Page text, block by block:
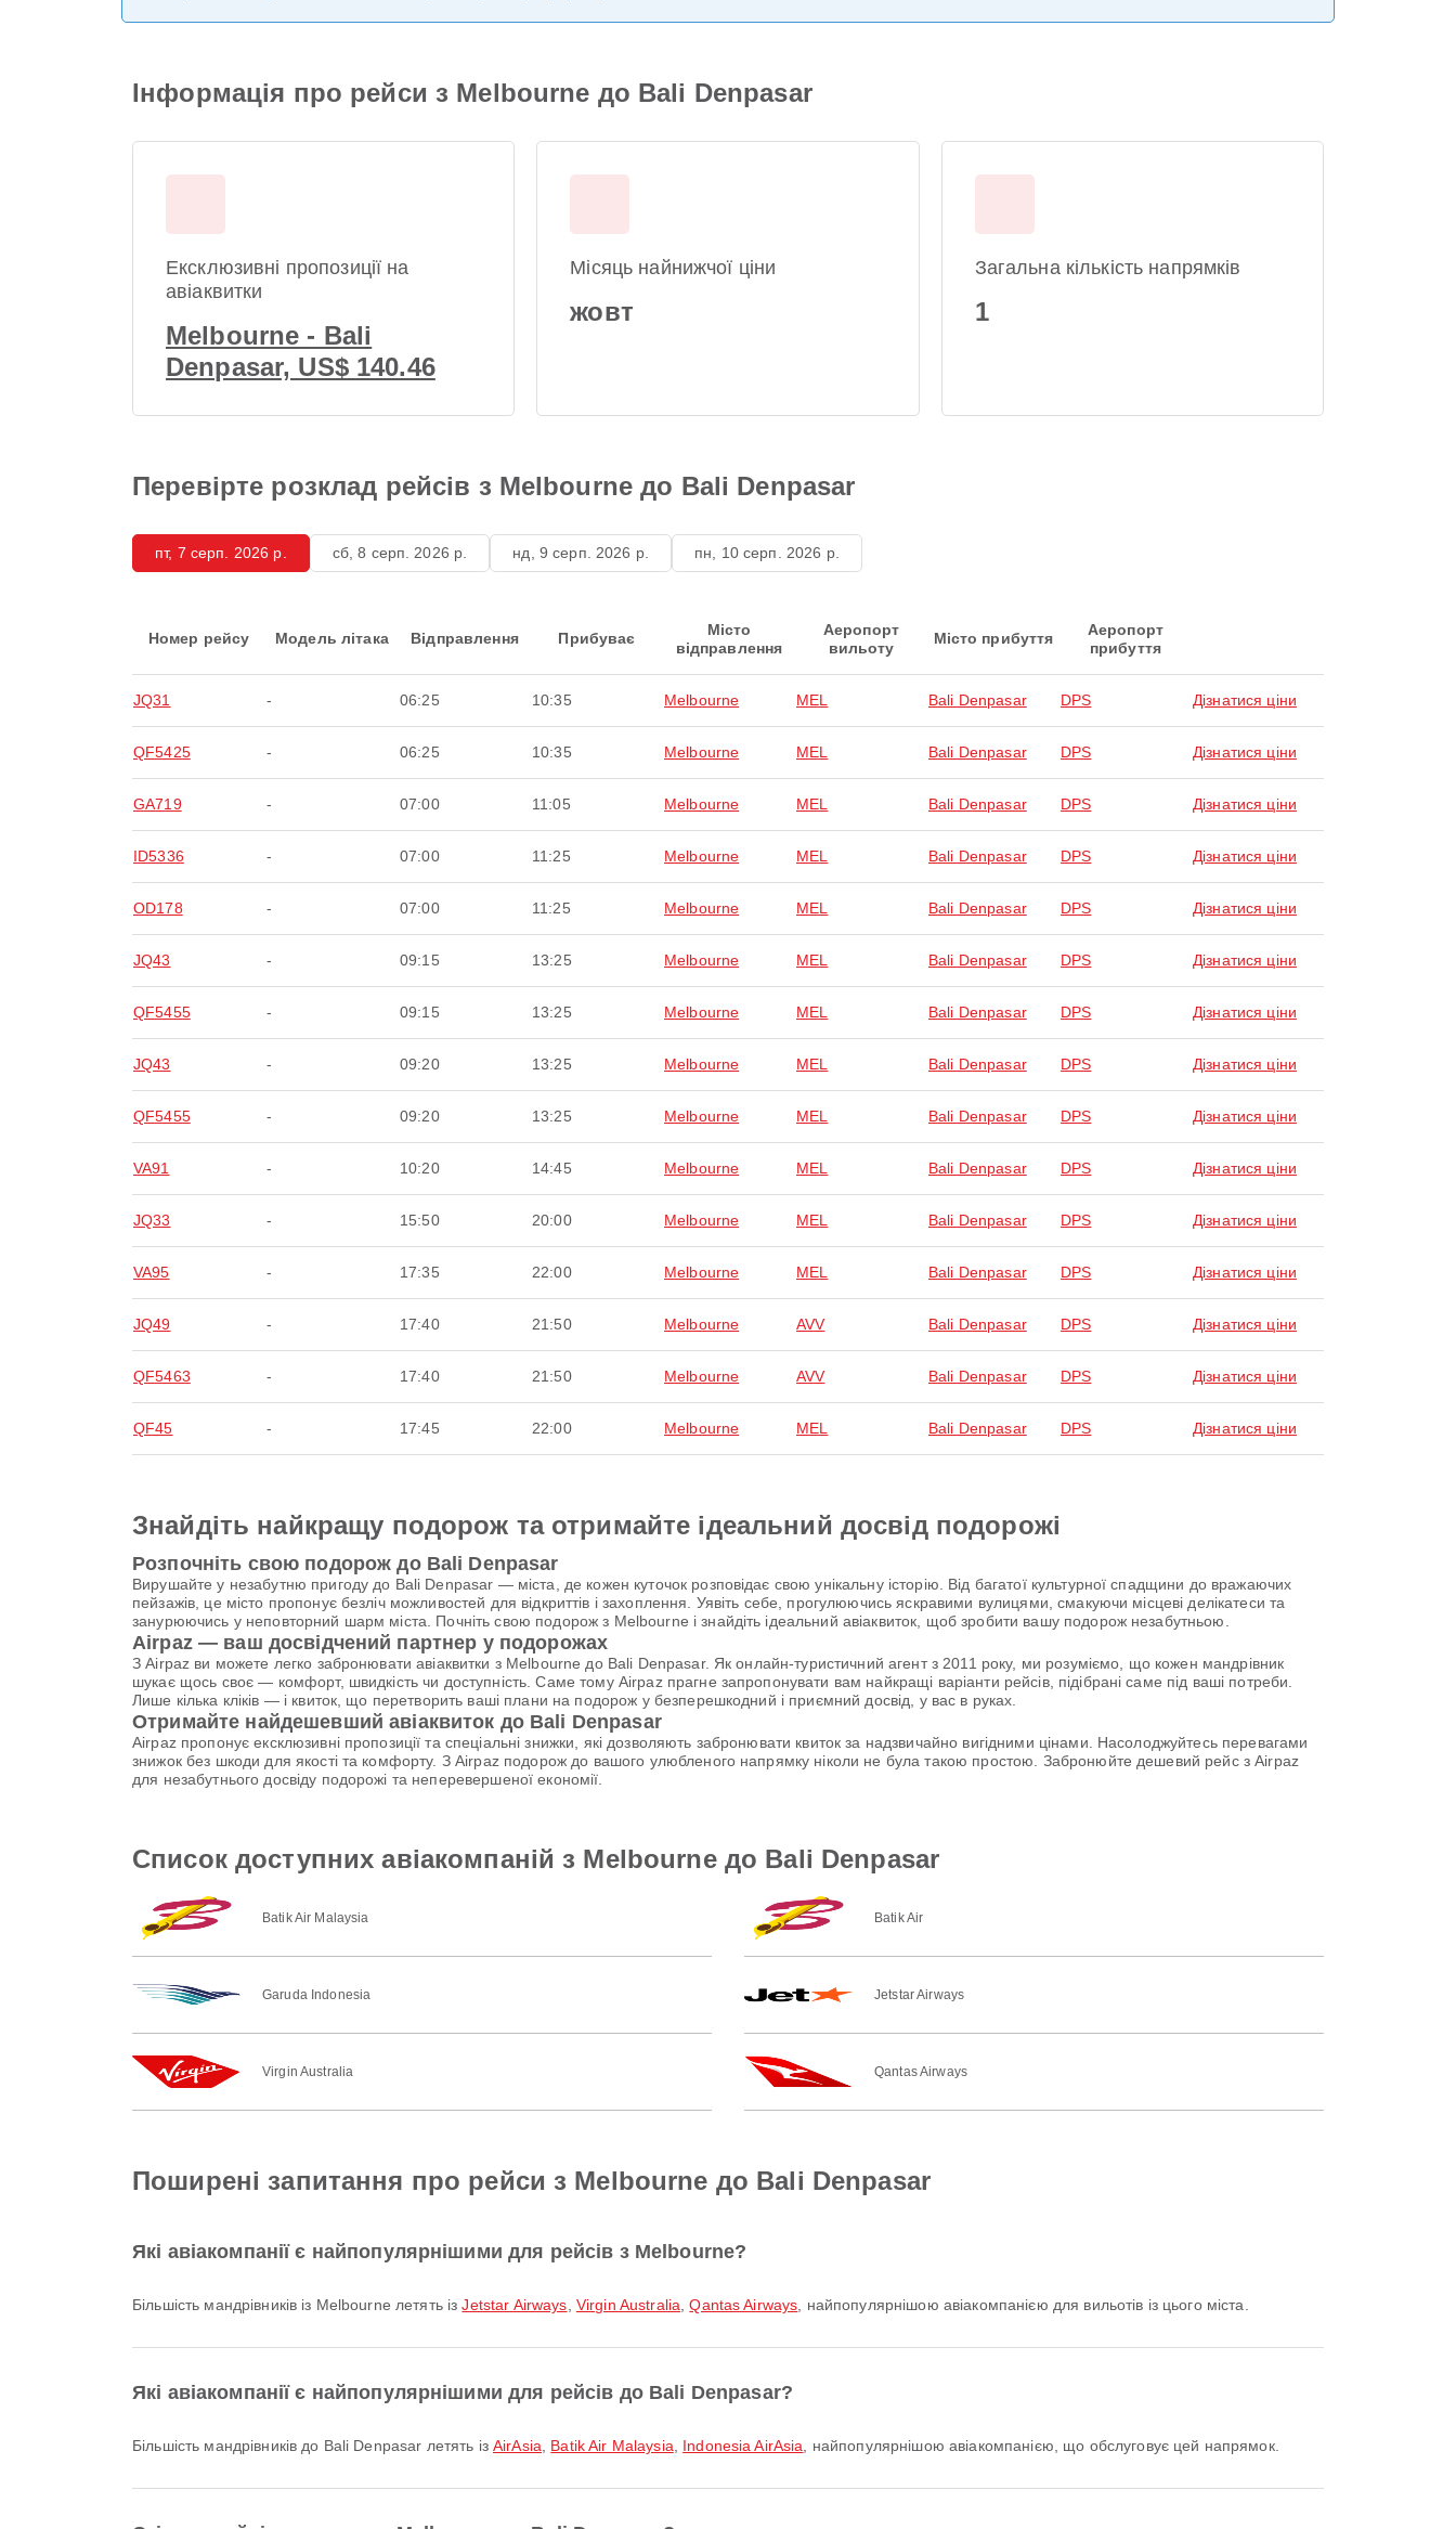
Інформація про рейси з Melbourne до Bali Denpasar
Ексклюзивні пропозиції на
авіаквитки
Melbourne - Bali
Denpasar, US$ 140.46
Місяць найнижчої ціни
жовт
Загальна кількість напрямків
1
Перевірте розклад рейсів з Melbourne до Bali Denpasar
пт, 7 серп. 2026 р. сб, 8 серп. 2026 р. нд, 9 серп. 2026 р. пн, 10 серп. 2026 р.
Номер рейсу Модель літака Відправлення Прибуває
Місто
відправлення
Аеропорт
вильоту
Місто прибуття
Аеропорт
прибуття
JQ31 - 06:25 10:35 Melbourne MEL Bali Denpasar DPS Дізнатися ціни
QF5425 - 06:25 10:35 Melbourne MEL Bali Denpasar DPS Дізнатися ціни
GA719 - 07:00 11:05 Melbourne MEL Bali Denpasar DPS Дізнатися ціни
ID5336 - 07:00 11:25 Melbourne MEL Bali Denpasar DPS Дізнатися ціни
OD178 - 07:00 11:25 Melbourne MEL Bali Denpasar DPS Дізнатися ціни
JQ43 - 09:15 13:25 Melbourne MEL Bali Denpasar DPS Дізнатися ціни
QF5455 - 09:15 13:25 Melbourne MEL Bali Denpasar DPS Дізнатися ціни
JQ43 - 09:20 13:25 Melbourne MEL Bali Denpasar DPS Дізнатися ціни
QF5455 - 09:20 13:25 Melbourne MEL Bali Denpasar DPS Дізнатися ціни
VA91 - 10:20 14:45 Melbourne MEL Bali Denpasar DPS Дізнатися ціни
JQ33 - 15:50 20:00 Melbourne MEL Bali Denpasar DPS Дізнатися ціни
VA95 - 17:35 22:00 Melbourne MEL Bali Denpasar DPS Дізнатися ціни
JQ49 - 17:40 21:50 Melbourne AVV Bali Denpasar DPS Дізнатися ціни
QF5463 - 17:40 21:50 Melbourne AVV Bali Denpasar DPS Дізнатися ціни
QF45 - 17:45 22:00 Melbourne MEL Bali Denpasar DPS Дізнатися ціни
Знайдіть найкращу подорож та отримайте ідеальний досвід подорожі
Розпочніть свою подорож до Bali Denpasar
Вирушайте у незабутню пригоду до Bali Denpasar — міста, де кожен куточок розповідає свою унікальну історію. Від багатої культурної спадщини до вражаючих
пейзажів, це місто пропонує безліч можливостей для відкриттів і захоплення. Уявіть себе, прогулюючись яскравими вулицями, смакуючи місцеві делікатеси та
занурюючись у неповторний шарм міста. Почніть свою подорож з Melbourne і знайдіть ідеальний авіаквиток, щоб зробити вашу подорож незабутньою.
Airpaz — ваш досвідчений партнер у подорожах
З Airpaz ви можете легко забронювати авіаквитки з Melbourne до Bali Denpasar. Як онлайн-туристичний агент з 2011 року, ми розуміємо, що кожен мандрівник
шукає щось своє — комфорт, швидкість чи доступність. Саме тому Airpaz прагне запропонувати вам найкращі варіанти рейсів, підібрані саме під ваші потреби.
Лише кілька кліків — і квиток, що перетворить ваші плани на подорож у безперешкодний і приємний досвід, у вас в руках.
Отримайте найдешевший авіаквиток до Bali Denpasar
Airpaz пропонує ексклюзивні пропозиції та спеціальні знижки, які дозволяють забронювати квиток за надзвичайно вигідними цінами. Насолоджуйтесь перевагами
знижок без шкоди для якості та комфорту. З Airpaz подорож до вашого улюбленого напрямку ніколи не була такою простою. Забронюйте дешевий рейс з Airpaz
для незабутнього досвіду подорожі та неперевершеної економії.
Список доступних авіакомпаній з Melbourne до Bali Denpasar
Batik Air Malaysia Batik Air
Garuda Indonesia Jetstar Airways
Virgin Australia Qantas Airways
Поширені запитання про рейси з Melbourne до Bali Denpasar
Які авіакомпанії є найпопулярнішими для рейсів з Melbourne?
Більшість мандрівників із Melbourne летять ізJetstar Airways Virgin Australia ,Qantas Airways , найпопулярнішою авіакомпанією для вильотів із цього міста.
Які авіакомпанії є найпопулярнішими для рейсів до Bali Denpasar?
Більшість мандрівників до Bali Denpasar летять ізAirAsia Batik Air Malaysia Indonesia AirAsia , найпопулярнішою авіакомпанією, що обслуговує цей напрямок.